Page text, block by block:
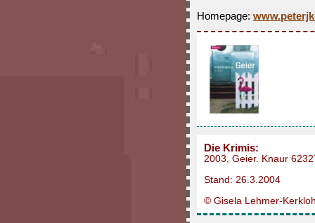
Homepage:
Die Krimis:
2003, Geier. Knaur
Stand: 26.3.2004
© Gisela Lehmer-